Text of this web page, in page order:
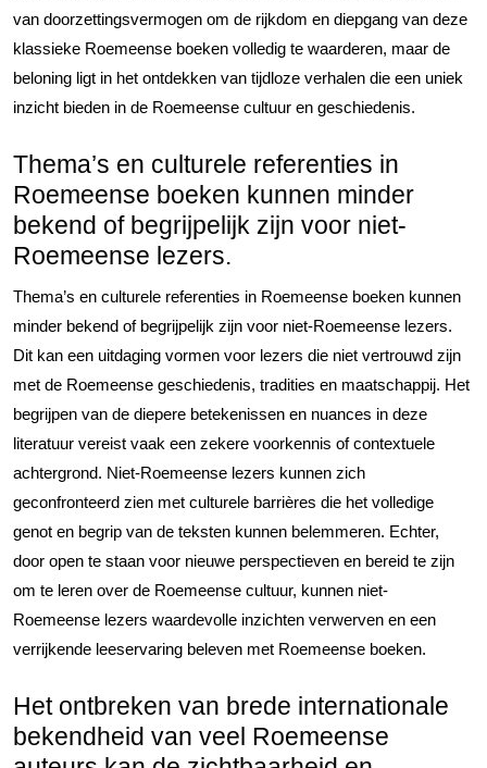
van doorzettingsvermogen om de rijkdom en diepgang van deze
klassieke Roemeense boeken volledig te waarderen, maar de
beloning ligt in het ontdekken van tijdloze verhalen die een uniek
inzicht bieden in de Roemeense cultuur en geschiedenis.
Thema’s en culturele referenties in
Roemeense boeken kunnen minder
bekend of begrijpelijk zijn voor niet-
Roemeense lezers.
Thema’s en culturele referenties in Roemeense boeken kunnen
minder bekend of begrijpelijk zijn voor niet-Roemeense lezers.
Dit kan een uitdaging vormen voor lezers die niet vertrouwd zijn
met de Roemeense geschiedenis, tradities en maatschappij. Het
begrijpen van de diepere betekenissen en nuances in deze
literatuur vereist vaak een zekere voorkennis of contextuele
achtergrond. Niet-Roemeense lezers kunnen zich
geconfronteerd zien met culturele barrières die het volledige
genot en begrip van de teksten kunnen belemmeren. Echter,
door open te staan voor nieuwe perspectieven en bereid te zijn
om te leren over de Roemeense cultuur, kunnen niet-
Roemeense lezers waardevolle inzichten verwerven en een
verrijkende leeservaring beleven met Roemeense boeken.
Het ontbreken van brede internationale
bekendheid van veel Roemeense